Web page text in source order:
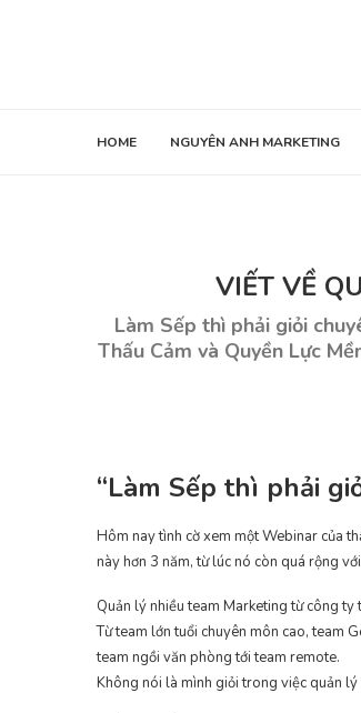
HOME NGUYÊN ANH MARKETING
VIẾT VỀ
Làm Sếp thì phải giỏi
Thấu Cảm và Quyền Lực
“Làm Sếp thì phải
Hôm nay tình cờ xem một Webinar của
này hơn 3 năm, từ lúc nó còn quá rộng
Quản lý nhiều team Marketing từ công
Từ team lớn tuổi chuyên môn cao, team
team ngồi văn phòng tới team remote.
Không nói là mình giỏi trong việc quản